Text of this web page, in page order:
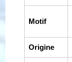
Motif
Origine